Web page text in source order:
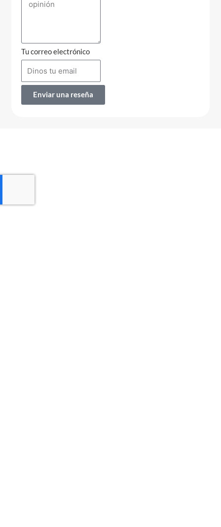
Tu correo electrónico
Enviar una reseña